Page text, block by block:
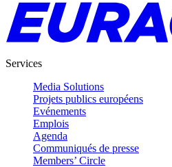
Services
Media Solutions
Projets publics européens
Evénements
Emplois
Agenda
Communiqués de presse
Members’ Circle